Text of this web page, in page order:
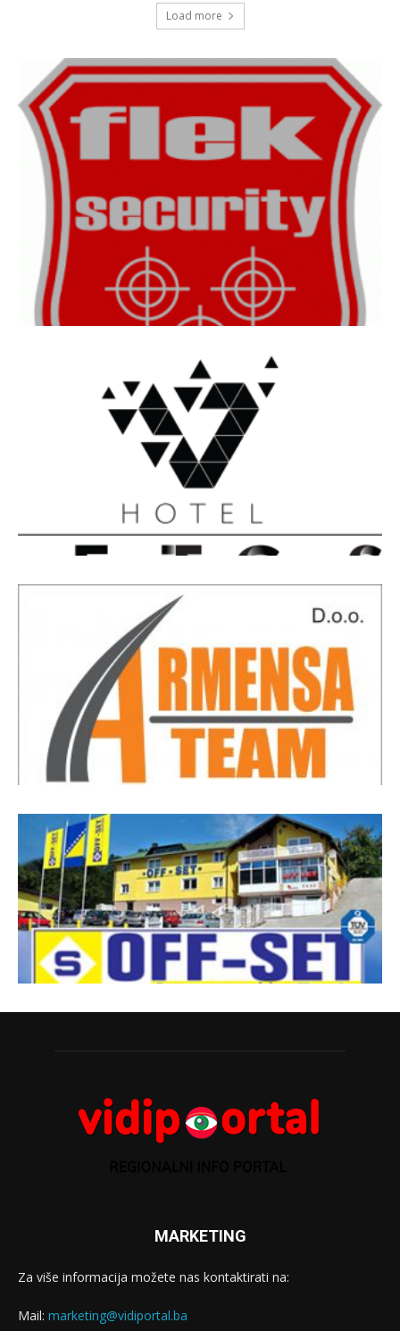
Load more
MARKETING
Za više informacija možete nas kontaktirati na:
Mail: marketing@vidiportal.ba